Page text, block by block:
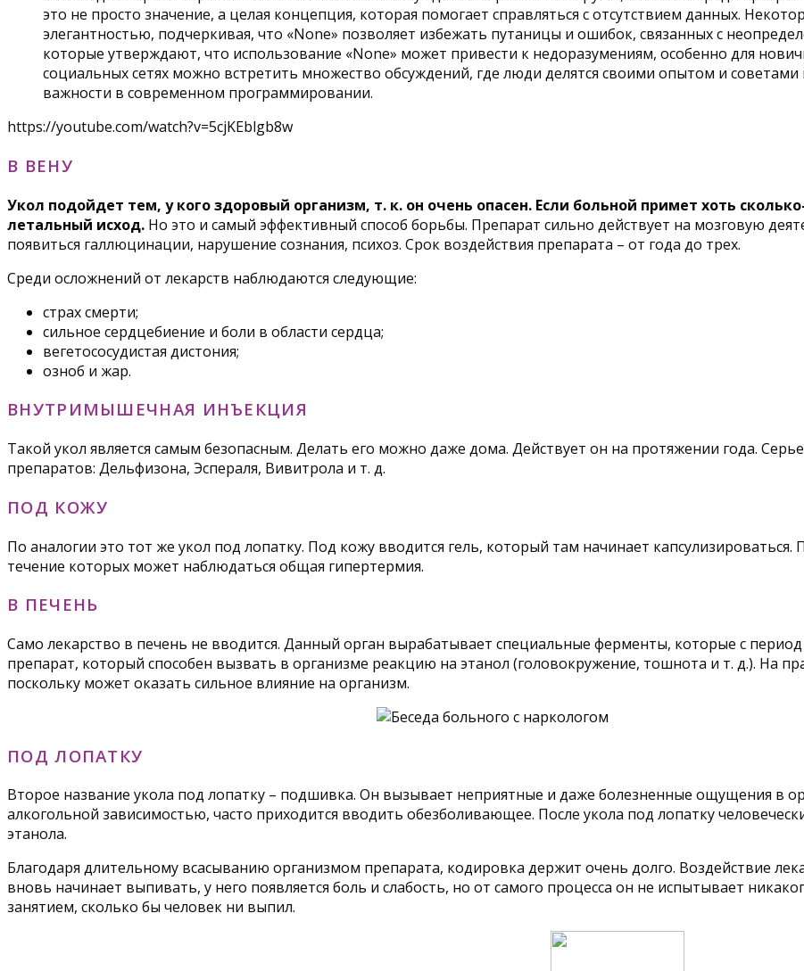
это не просто значение, а целая концепция, которая помогает справляться с отсутствием данных.
элегантностью, подчеркивая, что «None» позволяет избежать путаницы и ошибок, связанных с
которые утверждают, что использование «None» может привести к недоразумениям, особенно для
социальных сетях можно встретить множество обсуждений, где люди делятся своими опытом и советами
важности в современном программировании.
https://youtube.com/watch?v=5cjKEblgb8w
В ВЕНУ
Укол подойдет тем, у кого здоровый организм, т. к. он очень опасен. Если больной примет хоть
летальный исход. Но это и самый эффективный способ борьбы. Препарат сильно действует на мозговую
появиться галлюцинации, нарушение сознания, психоз. Срок воздействия препарата – от года до трех.
Среди осложнений от лекарств наблюдаются следующие:
страх смерти;
сильное сердцебиение и боли в области сердца;
вегетососудистая дистония;
озноб и жар.
ВНУТРИМЫШЕЧНАЯ ИНЪЕКЦИЯ
Такой укол является самым безопасным. Делать его можно даже дома. Действует он на протяжении года.
препаратов: Дельфизона, Эспераля, Вивитрола и т. д.
ПОД КОЖУ
По аналогии это тот же укол под лопатку. Под кожу вводится гель, который там начинает
течение которых может наблюдаться общая гипертермия.
В ПЕЧЕНЬ
Само лекарство в печень не вводится. Данный орган вырабатывает специальные ферменты, которые с
препарат, который способен вызвать в организме реакцию на этанол (головокружение, тошнота и т. д.). На
поскольку может оказать сильное влияние на организм.
ПОД ЛОПАТКУ
Второе название укола под лопатку – подшивка. Он вызывает неприятные и даже болезненные ощущения в
алкогольной зависимостью, часто приходится вводить обезболивающее. После укола под лопатку
этанола.
Благодаря длительному всасыванию организмом препарата, кодировка держит очень долго. Воздействие
вновь начинает выпивать, у него появляется боль и слабость, но от самого процесса он не испытывает
занятием, сколько бы человек ни выпил.